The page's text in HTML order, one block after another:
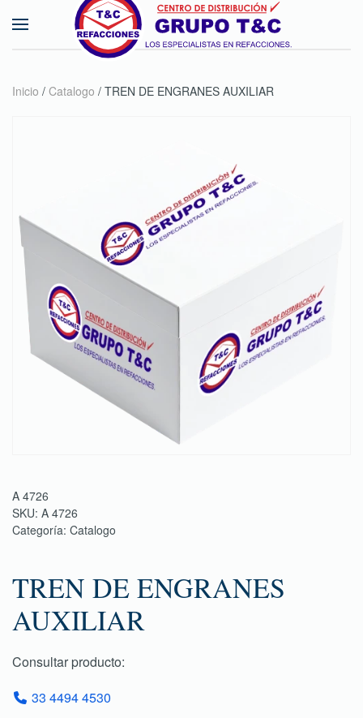
Skip to main content
Inicio / Catalogo / TREN DE ENGRANES AUXILIAR
A 4726
SKU: A 4726
Categoría: Catalogo
TREN DE ENGRANES
AUXILIAR
Consultar producto:
33 4494 4530